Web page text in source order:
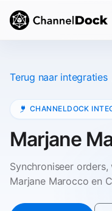
Terug naar integraties
CHANNELDOCK
Marjane
Synchroniseer
Marjane Marocco en